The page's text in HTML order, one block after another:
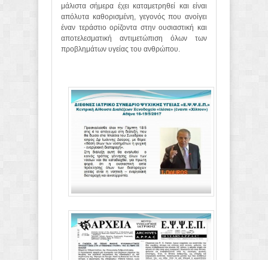
μάλιστα σήμερα έχει καταμετρηθεί και είναι
απόλυτα καθορισμένη, γεγονός που ανοίγει
έναν τεράστιο ορίζοντα στην ουσιαστική και
αποτελεσματική αντιμετώπιση όλων των
προβλημάτων υγείας του ανθρώπου.